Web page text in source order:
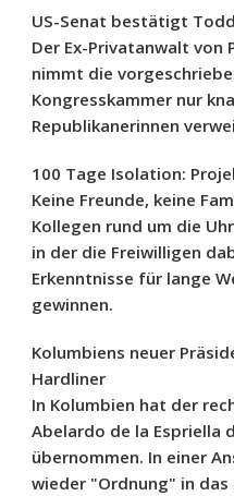
US-Senat bestätigt
Der Ex-Privatanwalt von
nimmt die
Kongresskammer nur
Republikanerinnen
100 Tage Isolation:
Keine Freunde, keine
Kollegen rund um die
in der die Freiwilligen
Erkenntnisse für lange
gewinnen.
Kolumbiens neuer
Hardliner
In Kolumbien hat der
Abelardo de la Espriella
übernommen. In einer
wieder "Ordnung" in das